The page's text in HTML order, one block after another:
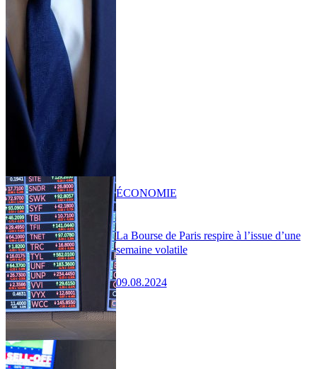
La Bourse de Paris respire à l’issue d’une
semaine volatile
09.08.2024
ÉCONOMIE